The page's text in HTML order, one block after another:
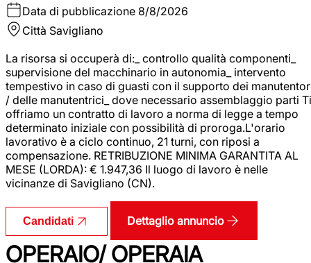
Data di pubblicazione 8/8/2026
Città Savigliano
La risorsa si occuperà di:_ controllo qualità componenti_
supervisione del macchinario in autonomia_ intervento
tempestivo in caso di guasti con il supporto dei
/ delle manutentrici_ dove necessario assemblaggio parti Ti
offriamo un contratto di lavoro a norma di legge a tempo
determinato iniziale con possibilità di proroga.L'orario
lavorativo è a ciclo continuo, 21 turni, con riposi a
compensazione. RETRIBUZIONE MINIMA GARANTITA AL
MESE (LORDA): € 1.947,36 Il luogo di lavoro è nelle
vicinanze di Savigliano (CN).
Candidati Dettaglio annuncio
OPERAIO/ OPERAIA